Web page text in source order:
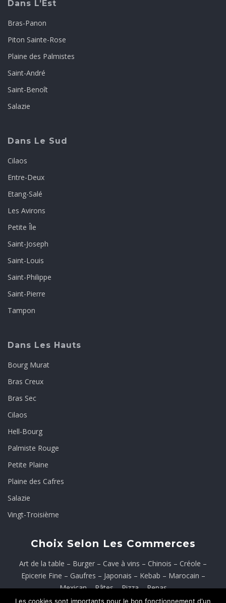
Dans L’Est
Bras-Panon
Piton Sainte-Rose
Plaine des Palmistes
Saint-André
Saint-Benoît
Salazie
Dans Le Sud
Cilaos
Entre-Deux
Etang-Salé
Les Avirons
Petite Île
Saint-Joseph
Saint-Louis
Saint-Philippe
Saint-Pierre
Tampon
Dans Les Hauts
Bourg Murat
Bras Creux
Bras Sec
Cilaos
Hell-Bourg
Palmiste Rouge
Petite Plaine
Plaine des Cafres
Salazie
Vingt-Troisième
Choix Selon Les Commerces
Art de la table – Burger – Cave à vins – Chinois – Créole –
Epicerie Fine – Gaufres – Japonais – Kebab – Marocain –
Mexican–Pâtes–Pizza–Repas
Les cookies sont importants pour le bon fonctionnement d'un